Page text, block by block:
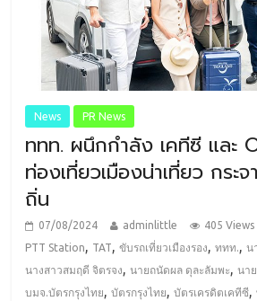
News PR News
ททท. ผนึกกำลัง เคทีซี และ
ท่องเที่ยวเมืองน่าเที่ยว กระ
ถิ่น
07/08/2024 adminlittle 405 Views
PTT Station, TAT,ขับรถเที่ยวเมืองรอง,ททท.,น
นางสาวสมฤดี จิตรจง,นายถนัดผล ดุละลัมพะ,นา
บมจ.บัตรกรุงไทย,บัตรกรุงไทย,บัตรเครดิตเคทีซี,